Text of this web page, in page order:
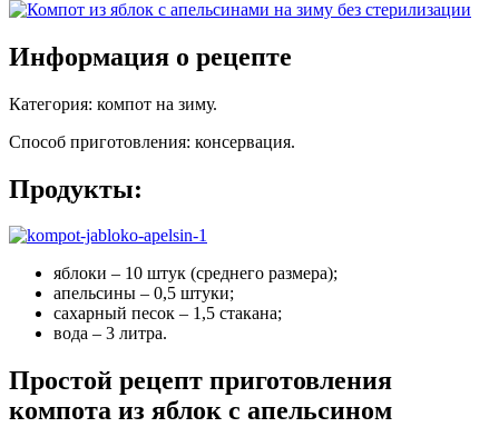
Информация о рецепте
Категория: компот на зиму.
Способ приготовления: консервация.
Продукты:
яблоки – 10 штук (среднего размера);
апельсины – 0,5 штуки;
сахарный песок – 1,5 стакана;
вода – 3 литра.
Простой рецепт приготовления
компота из яблок с апельсином